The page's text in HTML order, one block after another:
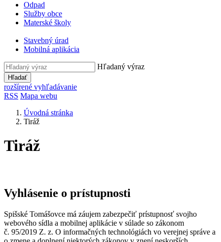
Odpad
Služby obce
Materské školy
Stavebný úrad
Mobilná aplikácia
Hľadaný výraz
Hľadať
rozšírené vyhľadávanie
RSS Mapa webu
Úvodná stránka
Tiráž
Tiráž
Vyhlásenie o prístupnosti
Spišské Tomášovce má záujem zabezpečiť prístupnosť svojho
webového sídla a mobilnej aplikácie v súlade so zákonom
č. 95/2019 Z. z. O informačných technológiách vo verejnej správe a